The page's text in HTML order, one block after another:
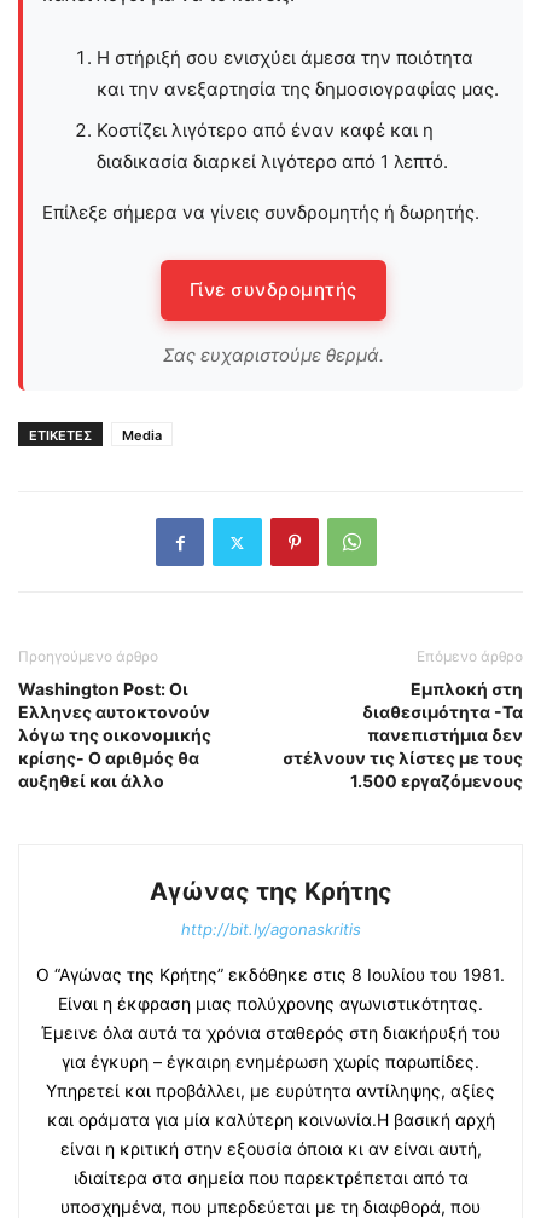
Η στήριξή σου ενισχύει άμεσα την ποιότητα
και την ανεξαρτησία της δημοσιογραφίας μας.
Κοστίζει λιγότερο από έναν καφέ και η
διαδικασία διαρκεί λιγότερο από 1 λεπτό.
Επίλεξε σήμερα να γίνεις συνδρομητής ή δωρητής.
Γίνε συνδρομητής
Σας ευχαριστούμε θερμά.
ΕΤΙΚΕΤΕΣ Media
Προηγούμενο άρθρο
Washington Post: Οι
Ελληνες αυτοκτονούν
λόγω της οικονομικής
κρίσης- Ο αριθμός θα
αυξηθεί και άλλο
Επόμενο άρθρο
Εμπλοκή στη
διαθεσιμότητα -Τα
πανεπιστήμια δεν
στέλνουν τις λίστες με τους
1.500 εργαζόμενους
Αγώνας της Κρήτης
http://bit.ly/agonaskritis
Ο “Αγώνας της Κρήτης” εκδόθηκε στις 8 Ιουλίου του 1981.
Είναι η έκφραση μιας πολύχρονης αγωνιστικότητας.
Έμεινε όλα αυτά τα χρόνια σταθερός στη διακήρυξή του
για έγκυρη – έγκαιρη ενημέρωση χωρίς παρωπίδες.
Υπηρετεί και προβάλλει, με ευρύτητα αντίληψης, αξίες
και οράματα για μία καλύτερη κοινωνία.Η βασική αρχή
είναι η κριτική στην εξουσία όποια κι αν είναι αυτή,
ιδιαίτερα στα σημεία που παρεκτρέπεται από τα
υποσχημένα, που μπερδεύεται με τη διαφθορά, που